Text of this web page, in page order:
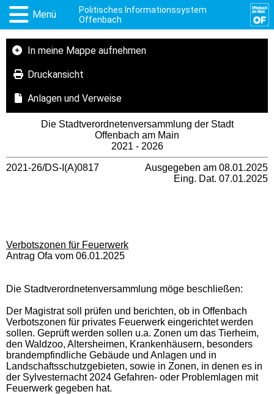
Menü
Politisches Informationssystem
Offenbach
In meine Mappe aufnehmen
Druckansicht
Anlagen und Verweise
Die Stadtverordnetenversammlung der Stadt
Offenbach am Main
2021 - 2026
2021-26/DS-I(A)0817
Ausgegeben am 08.01.2025
Eing. Dat. 07.01.2025
Verbotszonen für Feuerwerk
Antrag Ofa vom 06.01.2025
Die Stadtverordnetenversammlung möge beschließen:
Der Magistrat soll prüfen und berichten, ob in Offenbach
Verbotszonen für privates Feuerwerk eingerichtet werden
sollen. Geprüft werden sollen u.a. Zonen um das Tierheim,
den Waldzoo, Altersheimen, Krankenhäusern, besonders
brandempfindliche Gebäude und Anlagen und in
Landschaftsschutzgebieten, sowie in Zonen, in denen es in
der Sylvesternacht 2024 Gefahren- oder Problemlagen mit
Feuerwerk gegeben hat.